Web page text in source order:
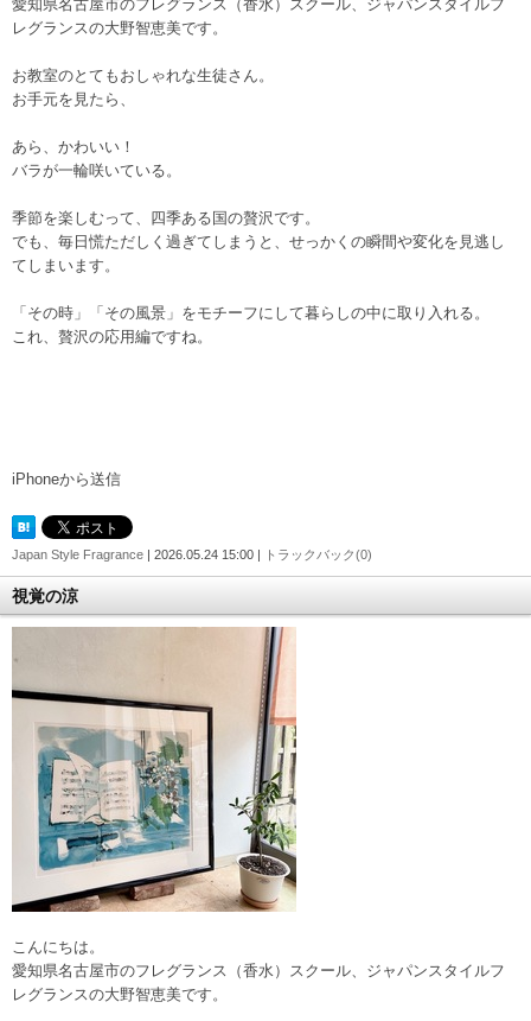
愛知県名古屋市のフレグランス（香水）スクール、ジャパンスタイルフ
レグランスの大野智恵美です。
お教室のとてもおしゃれな生徒さん。
お手元を見たら、
あら、かわいい！
バラが一輪咲いている。
季節を楽しむって、四季ある国の贅沢です。
でも、毎日慌ただしく過ぎてしまうと、せっかくの瞬間や変化を見逃し
てしまいます。
「その時」「その風景」をモチーフにして暮らしの中に取り入れる。
これ、贅沢の応用編ですね。
iPhoneから送信
Japan Style Fragrance | 2026.05.24 15:00 | トラックバック(0)
視覚の涼
こんにちは。
愛知県名古屋市のフレグランス（香水）スクール、ジャパンスタイルフ
レグランスの大野智恵美です。